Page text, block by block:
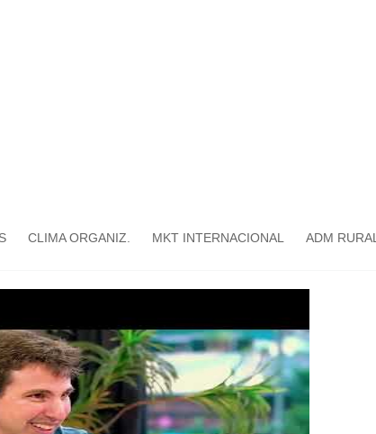
CLIMA ORGANIZ. MKT INTERNACIONAL ADM RURAL